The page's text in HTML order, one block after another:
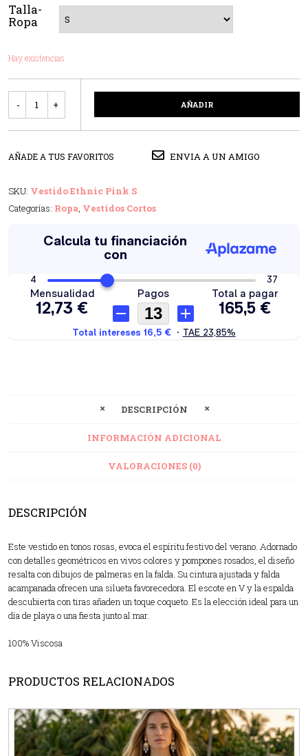
Talla-
Ropa
Hay existencias
AÑADIR
AÑADE A TUS FAVORITOS ENVIA A UN AMIGO
SKU: Vestido Ethnic Pink S
Categorías: Ropa, Vestidos Cortos
DESCRIPCIÓN
INFORMACIÓN ADICIONAL
VALORACIONES (0)
DESCRIPCIÓN
Este vestido en tonos rosas, evoca el espíritu festivo del verano. Adornado
con detalles geométricos en vivos colores y pompones rosados, el diseño
resalta con dibujos de palmeras en la falda. Su cintura ajustada y falda
acampanada ofrecen una silueta favorecedora. El escote en V y la espalda
descubierta con tiras añaden un toque coqueto. Es la elección ideal para un
día de playa o una fiesta junto al mar.
100% Viscosa
PRODUCTOS RELACIONADOS